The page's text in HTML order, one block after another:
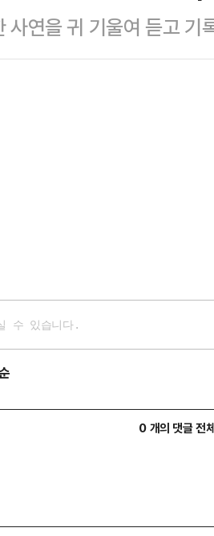
무즈 해협 통행료 없는 개
…
연합회(전운련)는 지난
잠정합의안을 마련했다.
사연을 귀 기울여 듣고 기
결의 실마리를 찾아드립
0 개의 댓글 전